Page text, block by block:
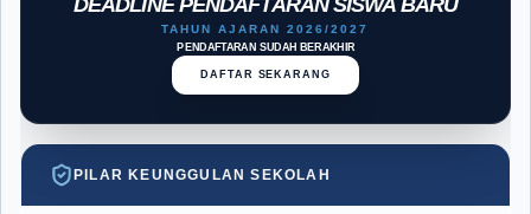
DEADLINE PENDAFTARAN SISWA BARU
TAHUN AJARAN 2026/2027
PENDAFTARAN SUDAH BERAKHIR
DAFTAR SEKARANG
PILAR KEUNGGULAN SEKOLAH